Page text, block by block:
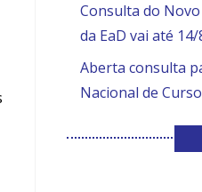
Consulta do
da EaD vai até 14/
Aberta consulta
Nacional de